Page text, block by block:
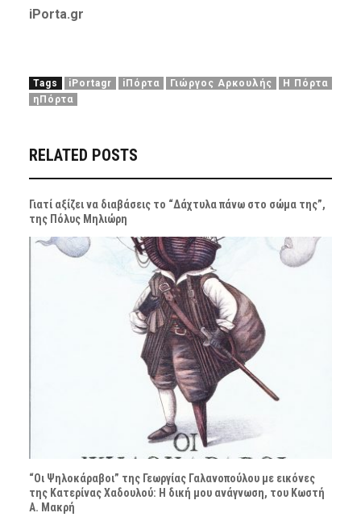
iPorta.gr
Tags iPortagr iΠόρτα Γιώργος Αρκουλής
Η Πόρτα
ηΠόρτα
RELATED POSTS
Γιατί αξίζει να διαβάσεις το “Δάχτυλα πάνω στο σώμα της”,
της Πόλυς Μηλιώρη
“Οι Ψηλοκάραβοι” της Γεωργίας Γαλανοπούλου με εικόνες
της Κατερίνας Χαδουλού: Η δική μου ανάγνωση, του Κωστή
Α. Μακρή